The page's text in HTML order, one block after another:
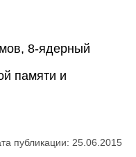
8-ядерный
памяти и
публикации: 25.06.2015